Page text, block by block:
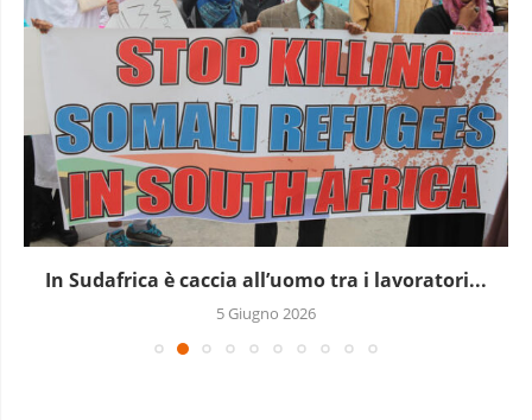
In Sudafrica è caccia all’uomo tra i lavoratori...
5 Giugno 2026